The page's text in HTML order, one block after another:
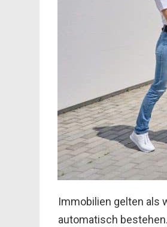
Immobilien gelten als
automatisch